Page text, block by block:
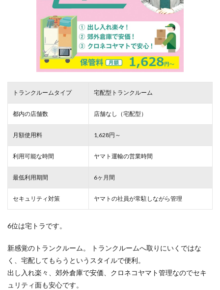
トランクルームタイプ 宅配型トランクルーム
都内の店舗数 店舗なし（宅配型）
月額使用料 1,628円～
利用可能な時間 ヤマト運輸の営業時間
最低利用期間 6ヶ月間
セキュリティ対策 ヤマトの社員が常駐しながら管理
6位は宅トラです。
新感覚のトランクルーム。 トランクルームへ取りにいくではな
く、宅配してもらうというスタイルで便利。
出し入れ楽々、郊外倉庫で安価、クロネコヤマト管理なのでセキ
ュリティ面も安心です。